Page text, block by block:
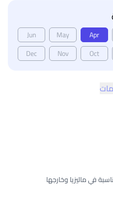
Apr
May
Jun
Oct
Nov
Dec
في ماليزيا وخارجها